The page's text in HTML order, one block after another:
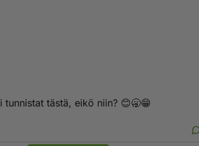
tunnistat tästä, eikö niin? 😊🥱😁